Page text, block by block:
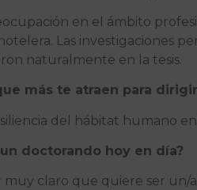
en el ámbito
Las investigaciones
naturalmente en la tesis.
más te atraen para
del hábitat humano
doctorando hoy en día?
claro que quiere ser un/